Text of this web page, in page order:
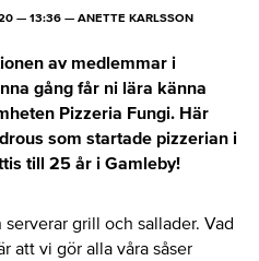
— 13:36— ANETTE KARLSSON
av medlemmar i
gång får ni lära känna
Pizzeria Fungi. Här
som startade pizzerian i
till 25 år i Gamleby!
grill och sallader. Vad
att vi gör alla våra såser